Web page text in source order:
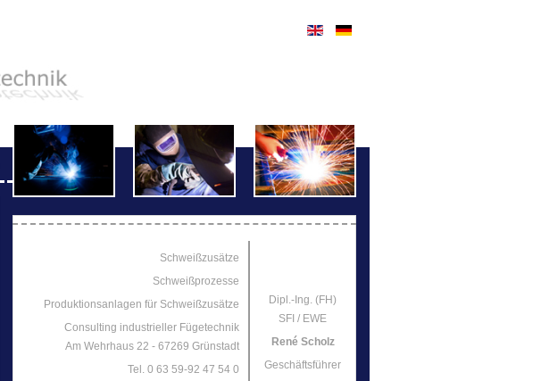
Schweißzusätze
Schweißprozesse
Produktionsanlagen für Schweißzusätze
Consulting industrieller Fügetechnik
Am Wehrhaus 22 - 67269 Grünstadt
Tel. 0 63 59-92 47 54 0
Dipl.-Ing. (FH)
SFI / EWE
René Scholz
Geschäftsführer